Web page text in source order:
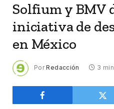
Solfium y BMV
iniciativa de
en México
Por Redacción 3